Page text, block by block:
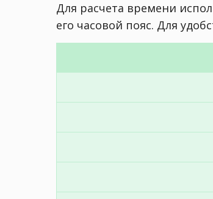
Для расчета времени
его часовой пояс. Для